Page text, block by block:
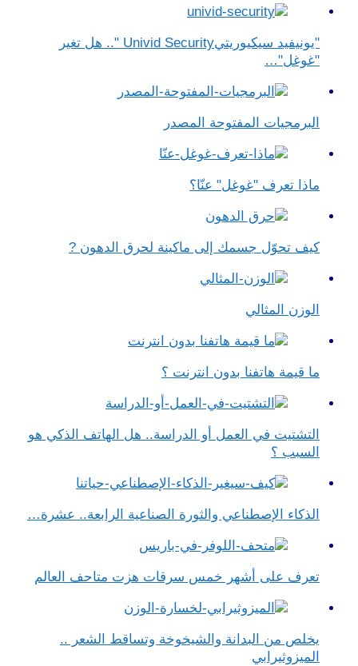
"يونيفيد سيكيوريتيUnivid Security ".. هل تغير
"غوغل"…
البرمجيات المفتوحة المصدر
ماذا تعرف "غوغل" عنّا؟
كيف تحوّل جسمك إلى ماكينة لحرق الدهون ?
الوزن المثالي
ما قيمة هاتفنا بدون انترنت ؟
التشتيت في العمل أو الدراسة.. هل الهاتف الذكي هو
السبب ؟
الذكاء الإصطناعي والثورة الصناعية الرابعة.. عشرة…
تعرف على أشهر خمس سرقات هزت متاحف العالم
يخلص من البدانة والشيخوخة وتساقط الشعر ..
الميزوثيرابي